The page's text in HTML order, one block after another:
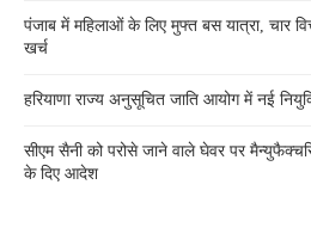
पंजाब में महिलाओं के लिए मुफ्त बस यात्रा, चार
खर्च
हरियाणा राज्य अनुसूचित जाति आयोग में नई
सीएम सैनी को परोसे जाने वाले घेवर पर
के दिए आदेश